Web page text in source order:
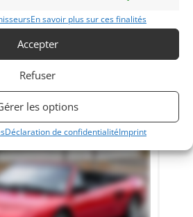
En savoir plus sur ces finalités
Accepter
Refuser
les options
Déclaration de confidentialitéImprint
Corsa, Cuir Noir, Excellent état.